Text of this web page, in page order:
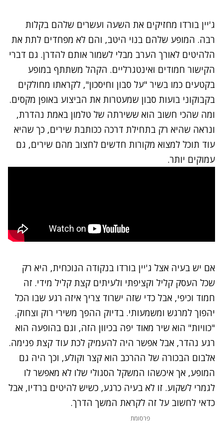
ג'יין בורדו מחזיקים את השעה ועשרים שלהם בקלות
רבה. המופע שלהם בנוי היטב, והם לא מפחדים לתת את
הלהיטים לאורך הערב מבלי לשמור אותם להדרן. גם דברי
הקישור חמודים ואינטגרליים. הקהל משתתף במופע
בקטעים כמו בשיר "על סבון וחיסכון", לקראתו מחולקים
בקבוקוני בועות סבון שמעטרות את הביצוע באופן מקסים.
ומה שהכי חשוב הוא ששירתה של טלמון באמת נהדרת,
ונראה שהיא רק בתחילת דרכה ככותבת שירים, כך שהיא
עוד תוכל למצוא מקורות חדשים לחצוב מהם שירים, גם
עמוקים יותר.
אם יש בעיה אצל ג'יין בורדו בנקודה הנוכחית, היא רק
שכל העסק קליל וקציפתי ולעיתים קצת קליל מידי. זה
חמוד וכיפי, אבל כדי שזה ישרוד צריך איזה רגע שבו הכל
יהפוך למרגש ומשמעותי. בדיוק ההפך משירי רוק וצחוק.
"כוויות" הוא שיר מאוד יפה בכיוון הזה, וגם בהופעה הוא
רגע נהדר, אבל אפשר היה להעמיק לכת עוד קצת פנימה.
אלבום הבכורה של ההרכב הוא קצר וקולע, וכך היה גם
המופע, אך איכשהו המשקל הסגולי שלו לא מאפשר לו
לגמרי לשקוע. זו לא בעיה כרגע, כשיש להיטים ברדיו, אבל
כדאי לחשוב על זה לקראת המשך הדרך.
פרסומת